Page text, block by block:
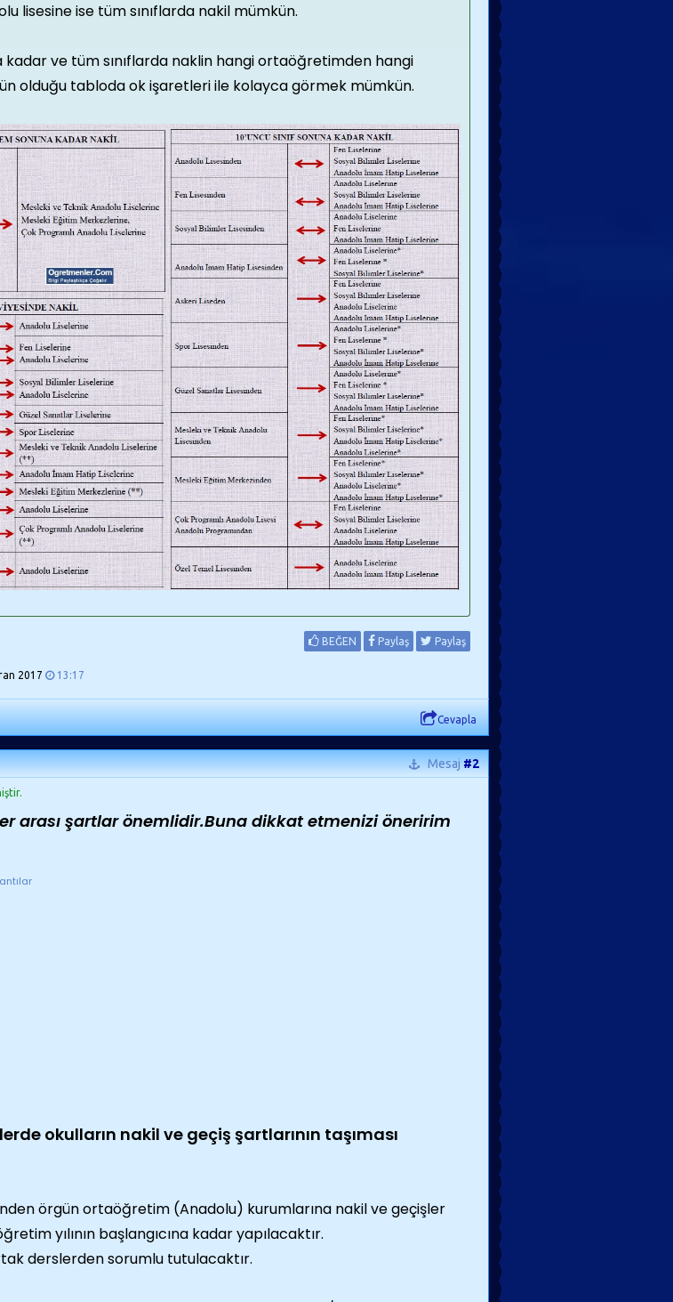
lisesine ise tüm sınıflarda nakil mümkün.
kadar ve tüm sınıflarda naklin hangi ortaöğretimden hangi
olduğu tabloda ok işaretleri ile kolayca görmek mümkün.
BEĞEN Paylaş Paylaş
2017 13:17
Cevapla
Mesaj#2
arası şartlar önemlidir.Buna dikkat etmenizi öneririm
okulların nakil ve geçiş şartlarının taşıması
örgün ortaöğretim (Anadolu) kurumlarına nakil ve geçişler
yılının başlangıcına kadar yapılacaktır.
derslerden sorumlu tutulacaktır.